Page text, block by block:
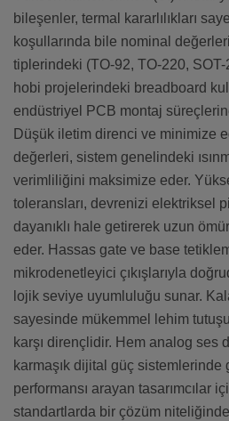
bileşenler, termal kararlılıkları
koşullarında bile nominal
tiplerindeki (TO-92, TO-220, SOT-
hobi projelerindeki breadboard
endüstriyel PCB montaj
Düşük iletim direnci ve minimize
değerleri, sistem genelindeki
verimliliğini maksimize eder.
toleransları, devrenizi elektriksel
dayanıklı hale getirerek uzun
eder. Hassas gate ve base
mikrodenetleyici çıkışlarıyla
lojik seviye uyumluluğu sunar.
sayesinde mükemmel lehim
karşı dirençlidir. Hem analog ses
karmaşık dijital güç
performansı arayan tasarımcılar
standartlarda bir çözüm